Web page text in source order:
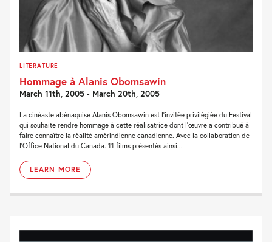
LITERATURE
Hommage à Alanis Obomsawin
March 11th, 2005 - March 20th, 2005
La cinéaste abénaquise Alanis Obomsawin est l’invitée privilégiée du Festival
qui souhaite rendre hommage à cette réalisatrice dont l’œuvre a contribué à
faire connaître la réalité amérindienne canadienne. Avec la collaboration de
l’Office National du Canada. 11 films présentés ainsi...
LEARN MORE